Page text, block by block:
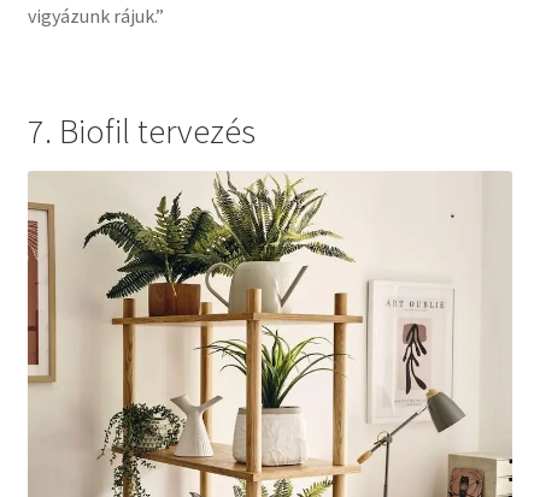
vigyázunk rájuk.”
7. Biofil tervezés